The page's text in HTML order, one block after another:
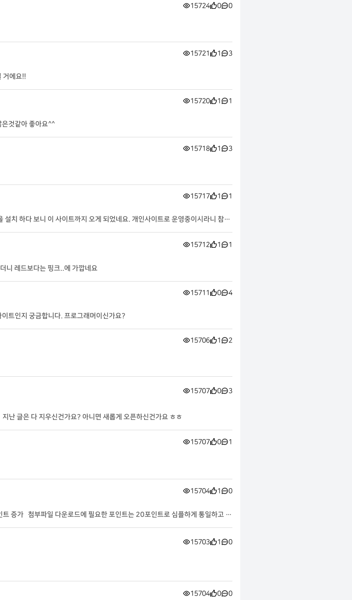
15724 0 0
15721 1 3
에요!!
15720 1 1
은것같아 좋아요^^
15718 1 3
15717 1 1
치 하다 보니 이 사이트까지 오게 되었네요. 개인사이트로 운영중이시라니 참으
15712 1 1
니 레드보다는 핑크..에 가깝네요
15711 0 4
트인지 궁금합니다. 프로그래머이신가요?
15706 1 2
15707 0 3
난 글은 다 지우신건가요? 아니면 새롭게 오픈하신건가요 ㅎㅎ
15707 0 1
15704 1 0
증가 첨부파일 다운로드에 필요한 포인트는 20포인트로 심플하게 통일하고 변
15703 1 0
15704 0 0